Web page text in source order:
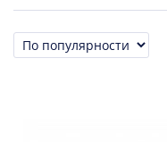
Сортировка